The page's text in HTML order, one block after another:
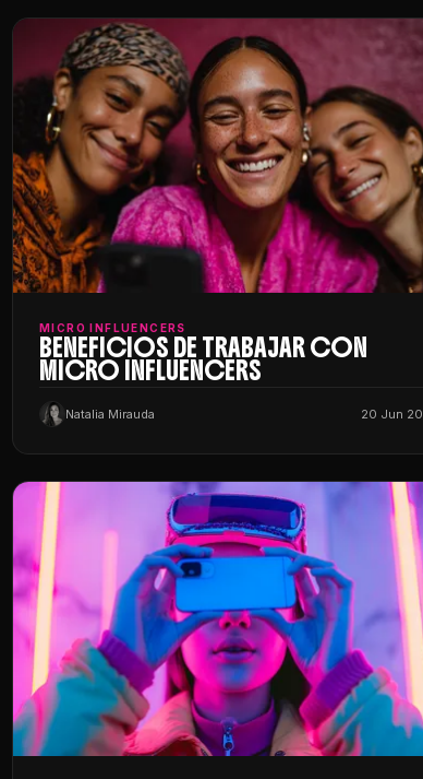
MICRO INFLUENCERS
BENEFICIOS DE TRABAJAR CON
MICRO INFLUENCERS
Natalia Mirauda 20 Jun